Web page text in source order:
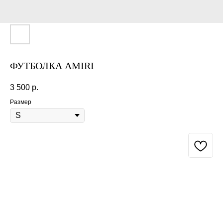
ФУТБОЛКА AMIRI
3 500 р.
Размер